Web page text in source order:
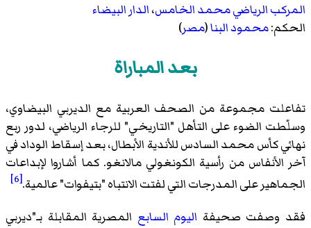
المركب الرياضي محمد الخامس،الدار البيضاء
الحكم:محمود البنا(مصر)
بعد المباراة
تفاعلت مجموعة من الصحف العربية مع الديربي البيضاوي،
وسلّطت الضوء على التأهل "التاريخي" للرجاء الرياضي، لدور ربع
نهائي كأس محمد السادس للأندية الأبطال، بعد إسقاط الوداد في
آخر الأنفاس من رأسية الكونغولي مالانغو. كما أشاروا لإبداعات
الجماهير على المدرجات التي لفتت الانتباه "بتيفوات" عالمية.[6]
فقد وصفت صحيفة اليوم السابع المصرية المقابلة بـ"ديربي